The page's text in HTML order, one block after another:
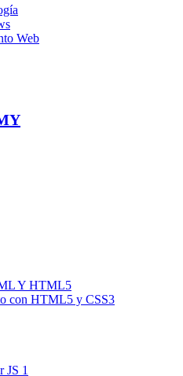
Web
Y HTML5
con HTML5 y CSS3
JS 1